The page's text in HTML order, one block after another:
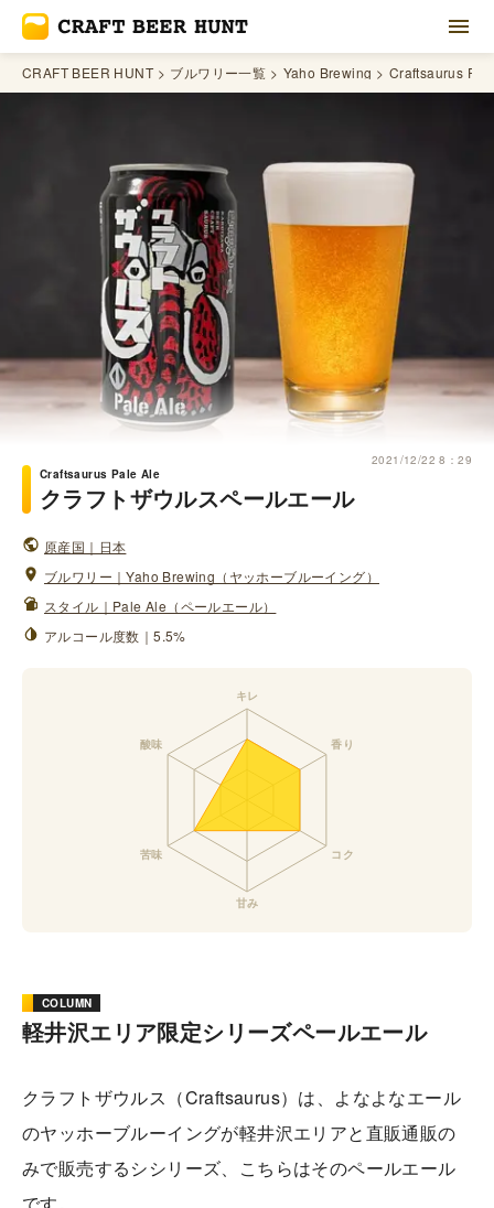
CRAFT BEER HUNT ブルワリー一覧 Yaho Brewing Craftsaurus
2021/12/22 8：29
Craftsaurus Pale Ale
クラフトザウルスペールエール
原産国｜日本
ブルワリー｜Yaho Brewing（ヤッホーブルーイング）
スタイル｜Pale Ale（ペールエール）
アルコール度数｜5.5%
COLUMN
軽井沢エリア限定シリーズペールエール
クラフトザウルス（Craftsaurus）は、よなよなエール
のヤッホーブルーイングが軽井沢エリアと直販通販の
みで販売するシシリーズ、こちらはそのペールエール